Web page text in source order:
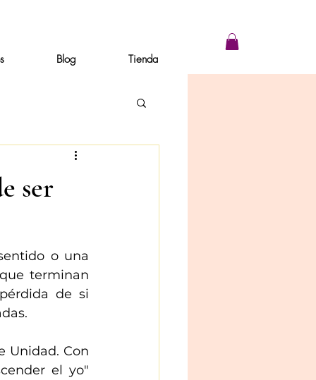
ser
o una
terminan
de si
Unidad. Con
el yo"
Blog Tienda